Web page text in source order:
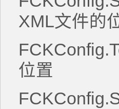
XML文件的
位置